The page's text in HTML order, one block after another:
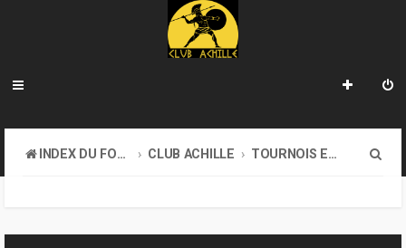
INDEX DU FORUM CLUB ACHILLE TOURNOIS ET EVENEMENTS
h